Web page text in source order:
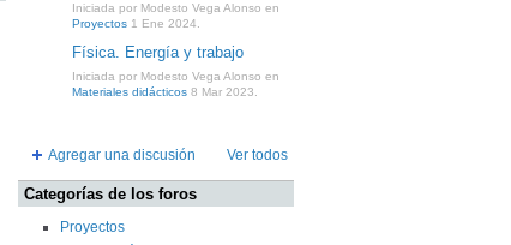
Iniciada por Modesto Vega Alonso en
Proyectos 1 Ene 2024.
Física. Energía y trabajo
Iniciada por Modesto Vega Alonso en
Materiales didácticos 8 Mar 2023.
Agregar una discusión Ver todos
Categorías de los foros
Proyectos